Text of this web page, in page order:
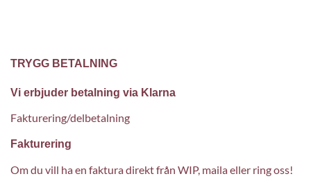
TRYGG BETALNING
Vi erbjuder betalning via Klarna
Fakturering/delbetalning
Fakturering
Om du vill ha en faktura direkt från WIP, maila eller ring oss!